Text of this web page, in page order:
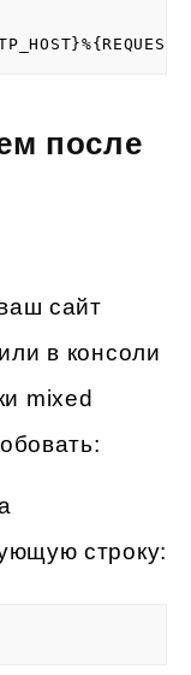
после
сайт
в консоли
mixed
строку: